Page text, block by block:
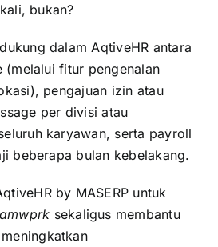
bukan?
dalam AqtiveHR antara
(melalui fitur pengenalan
pengajuan izin atau
per divisi atau
karyawan, serta payroll
beberapa bulan kebelakang.
by MASERP untuk
sekaligus membantu